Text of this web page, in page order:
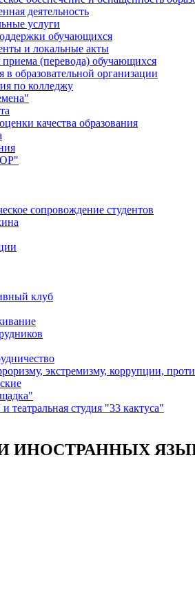
деятельность
услуги
обучающихся
и локальные акты
(перевода) обучающихся
образовательной организации
по колледжу
качества образования
сопровождение студентов
клуб
экстремизму, коррупции,
театральная студия "33 кактуса"
ИНОСТРАННЫХ